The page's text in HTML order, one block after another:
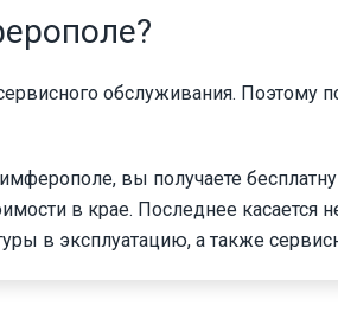
обслуживания. Поэтому
вы получаете
в крае. Последнее касается
в эксплуатацию, а также